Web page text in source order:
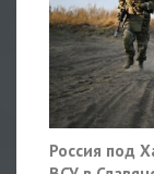
Россия под